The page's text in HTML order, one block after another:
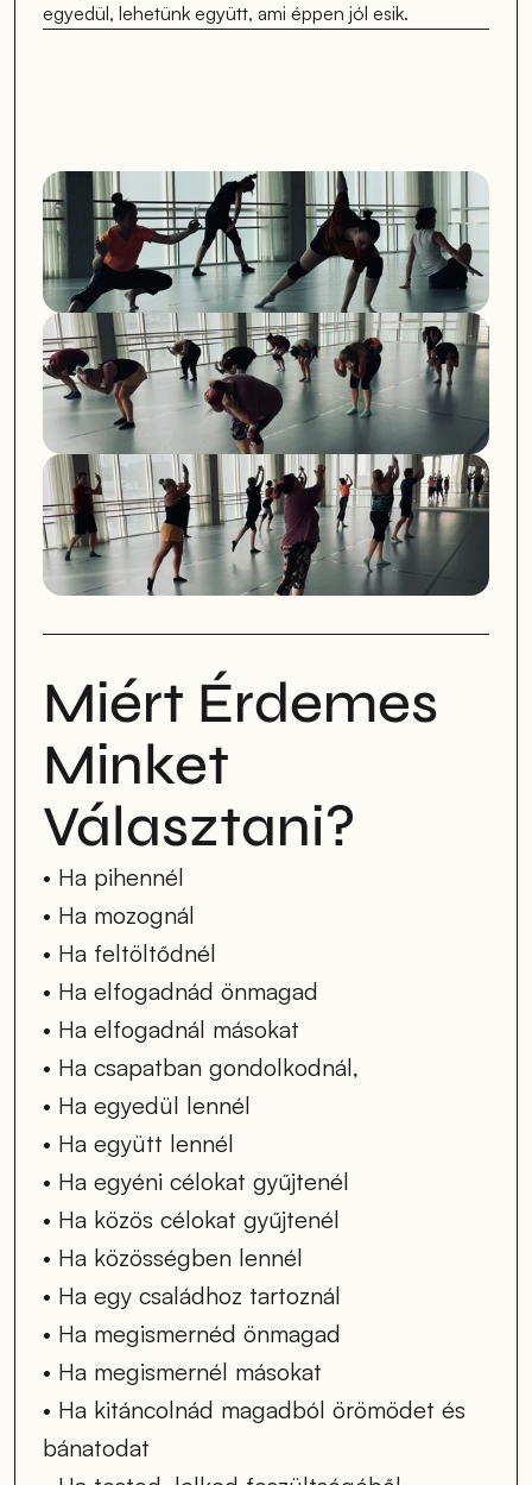
egyedül, lehetünk együtt, ami éppen jól esik.
Miért Érdemes
Minket
Választani?
• Ha pihennél
• Ha mozognál
• Ha feltöltődnél
• Ha elfogadnád önmagad
• Ha elfogadnál másokat
• Ha csapatban gondolkodnál,
• Ha egyedül lennél
• Ha együtt lennél
• Ha egyéni célokat gyűjtenél
• Ha közös célokat gyűjtenél
• Ha közösségben lennél
• Ha egy családhoz tartoznál
• Ha megismernéd önmagad
• Ha megismernél másokat
• Ha kitáncolnád magadból örömödet és
bánatodat